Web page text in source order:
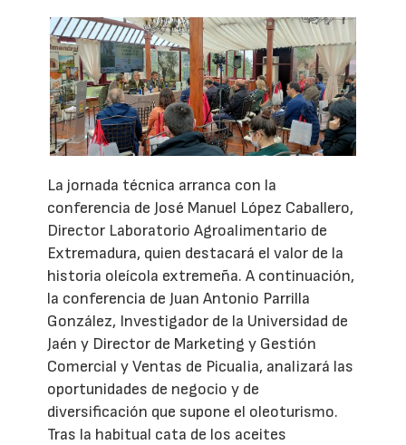
La jornada técnica arranca con la
conferencia de José Manuel López Caballero,
Director Laboratorio Agroalimentario de
Extremadura, quien destacará el valor de la
historia oleícola extremeña. A continuación,
la conferencia de Juan Antonio Parrilla
González, Investigador de la Universidad de
Jaén y Director de Marketing y Gestión
Comercial y Ventas de Picualia, analizará las
oportunidades de negocio y de
diversificación que supone el oleoturismo.
Tras la habitual cata de los aceites